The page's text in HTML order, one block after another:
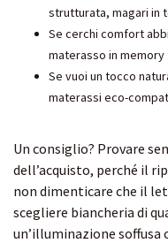
strutturata, magari in
Se cerchi comfort
materasso in
Se vuoi un tocco
materassi eco-
Un consiglio? Provare
dell’acquisto, perché il
non dimenticare che il
scegliere biancheria di
un’illuminazione